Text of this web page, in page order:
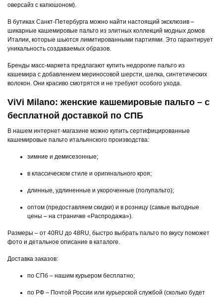
оверсайз с капюшоном).
В бутиках Санкт-Петербурга можно найти настоящий эксклюзив –
шикарные кашемировые пальто из элитных коллекций модных домов
Италии, которые шьются лимитированными партиями. Это гарантирует
уникальность создаваемых образов.
Бренды масс-маркета предлагают купить недорогие пальто из
кашемира с добавлением мериносовой шерсти, шелка, синтетических
волокон. Они красиво смотрятся и не требуют особого ухода.
ViVi Milano: женские кашемировые пальто – с
бесплатной доставкой по СПБ
В нашем интернет-магазине можно купить сертифицированные
кашемировые пальто итальянского производства:
зимние и демисезонные;
в классическом стиле и оригинального кроя;
длинные, удлиненные и укороченные (полупальто);
оптом (предоставляем скидки) и в розницу (самые выгодные
цены – на страничке «Распродажа»).
Размеры – от 40RU до 48RU, быстро выбрать пальто по вкусу поможет
фото и детальное описание в каталоге.
Доставка заказов:
по СПб – нашим курьером бесплатно;
по РФ – Почтой России или курьерской службой (сколько будет